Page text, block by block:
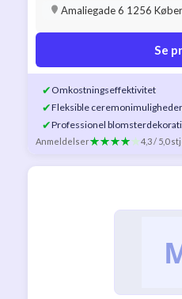
Amaliegade 6 1256
Se
✔ Omkostningseffektivitet
✔Fleksible ceremonimuligheder
✔Professionel
Anmeldelser 4,3 / 5,0